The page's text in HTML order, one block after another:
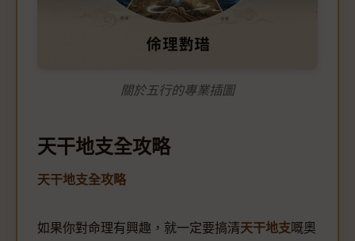
關於五行的專業插圖
天干地支全攻略
天干地支全攻略
如果你對命理有興趣，就一定要搞清天干地支嘅奧